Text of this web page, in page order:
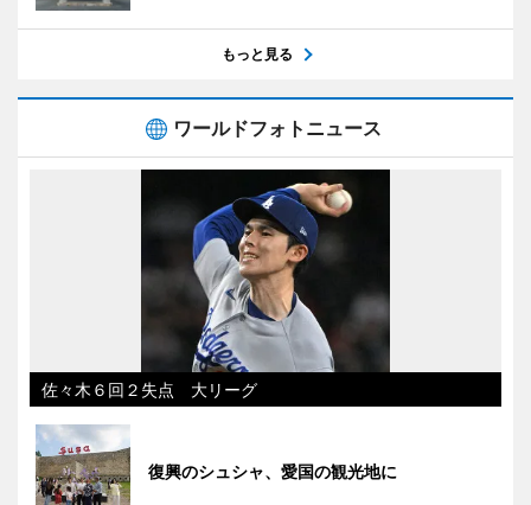
もっと見る
ワールドフォトニュース
佐々木６回２失点 大リーグ
復興のシュシャ、愛国の観光地に